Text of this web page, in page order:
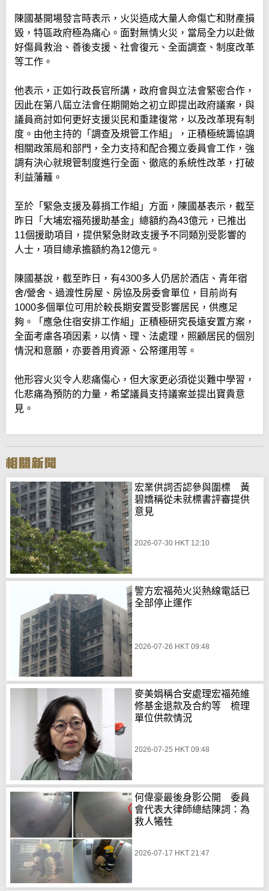
陳國基開場發言時表示，火災造成大量人命傷亡和財產損
毀，特區政府極為痛心。面對無情火災，當局全力以赴做
好傷員救治、善後支援、社會復元、全面調查、制度改革
等工作。
他表示，正如行政長官所講，政府會與立法會緊密合作，
因此在第八屆立法會任期開始之初立即提出政府議案，與
議員商討如何更好支援災民和重建復常，以及改革現有制
度。由他主持的「調查及規管工作組」，正積極統籌協調
相關政策局和部門，全力支持和配合獨立委員會工作，強
調有決心就規管制度進行全面、徹底的系統性改革，打破
利益藩籬。
至於「緊急支援及募捐工作組」方面，陳國基表示，截至
昨日「大埔宏福苑援助基金」總額約為43億元，已推出
11個援助項目，提供緊急財政支援予不同類別受影響的
人士，項目總承擔額約為12億元。
陳國基說，截至昨日，有4300多人仍居於酒店、青年宿
舍/營舍、過渡性房屋、房協及房委會單位，目前尚有
1000多個單位可用於較長期安置受影響居民，供應足
夠。「應急住宿安排工作組」正積極研究長遠安置方案，
全面考慮各項因素，以情、理、法處理，照顧居民的個別
情況和意願，亦要善用資源、公帑運用等。
他形容火災令人悲痛傷心，但大家更必須從災難中學習，
化悲痛為預防的力量，希望議員支持議案並提出寶貴意
見。
宏業供詞否認參與圍標 黃
碧嬌稱從未就標書評審提供
意見
2026-07-30 HKT 12:10
警方宏福苑火災熱線電話已
全部停止運作
2026-07-26 HKT 09:48
麥美娟稱合安處理宏福苑維
修基金退款及合約等 梳理
單位供款情況
2026-07-25 HKT 09:48
何偉豪最後身影公開 委員
會代表大律師總結陳詞：為
救人犧牲
2026-07-17 HKT 21:47